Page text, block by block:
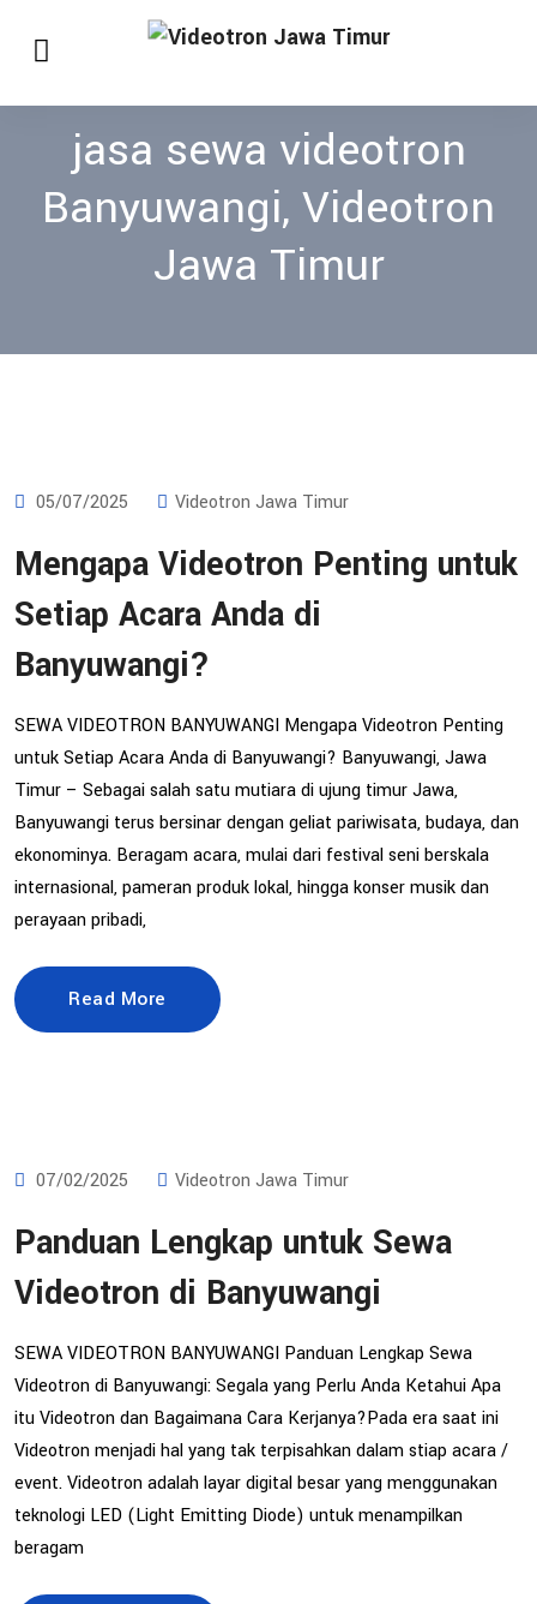
jasa sewa videotron
Banyuwangi, Videotron
Jawa Timur
05/07/2025 Videotron Jawa Timur
Mengapa Videotron Penting untuk
Setiap Acara Anda di
Banyuwangi?
SEWA VIDEOTRON BANYUWANGI Mengapa Videotron Penting
untuk Setiap Acara Anda di Banyuwangi? Banyuwangi, Jawa
Timur – Sebagai salah satu mutiara di ujung timur Jawa,
Banyuwangi terus bersinar dengan geliat pariwisata, budaya, dan
ekonominya. Beragam acara, mulai dari festival seni berskala
internasional, pameran produk lokal, hingga konser musik dan
perayaan pribadi,
Read More
07/02/2025 Videotron Jawa Timur
Panduan Lengkap untuk Sewa
Videotron di Banyuwangi
SEWA VIDEOTRON BANYUWANGI Panduan Lengkap Sewa
Videotron di Banyuwangi: Segala yang Perlu Anda Ketahui Apa
itu Videotron dan Bagaimana Cara Kerjanya?Pada era saat ini
Videotron menjadi hal yang tak terpisahkan dalam stiap acara /
event. Videotron adalah layar digital besar yang menggunakan
teknologi LED (Light Emitting Diode) untuk menampilkan
beragam